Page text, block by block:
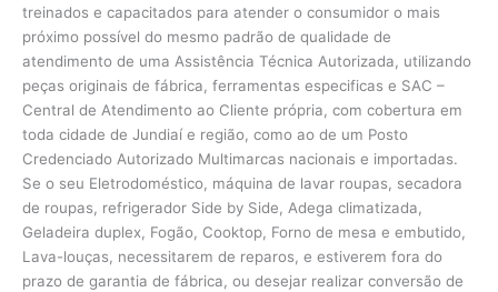
treinados e capacitados para atender o consumidor o mais
próximo possível do mesmo padrão de qualidade de
atendimento de uma Assistência Técnica Autorizada, utilizando
peças originais de fábrica, ferramentas especificas e SAC –
Central de Atendimento ao Cliente própria, com cobertura em
toda cidade de Jundiaí e região, como ao de um Posto
Credenciado Autorizado Multimarcas nacionais e importadas.
Se o seu Eletrodoméstico, máquina de lavar roupas, secadora
de roupas, refrigerador Side by Side, Adega climatizada,
Geladeira duplex, Fogão, Cooktop, Forno de mesa e embutido,
Lava-louças, necessitarem de reparos, e estiverem fora do
prazo de garantia de fábrica, ou desejar realizar conversão de